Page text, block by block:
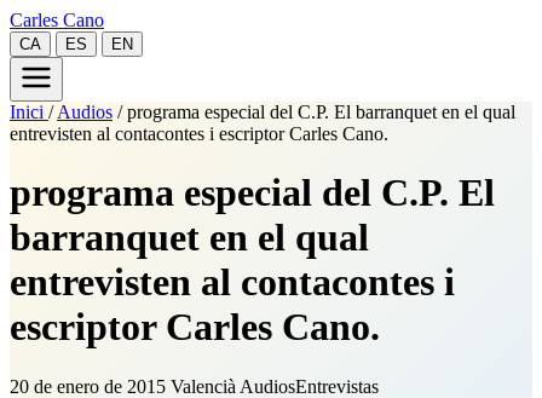
Carles Cano
CA ES EN
Inici / Audios / programa especial del C.P. El barranquet en el qual
entrevisten al contacontes i escriptor Carles Cano.
programa especial del C.P. El
barranquet en el qual
entrevisten al contacontes i
escriptor Carles Cano.
20 de enero de 2015 Valencià AudiosEntrevistas